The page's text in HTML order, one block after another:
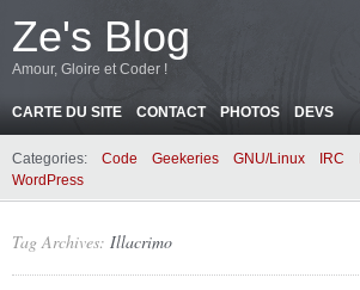
Ze's Blog
Amour, Gloire et Coder !
CARTE DU SITE CONTACT PHOTOS DEVS
Categories: Code Geekeries GNU/Linux IRC
WordPress
Tag Archives: Illacrimo